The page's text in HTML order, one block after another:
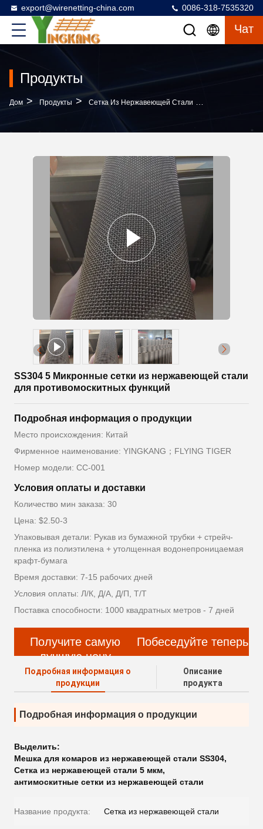
export@wirenetting-china.com 0086-318-7535320
Чат
Продукты
Дом > Продукты > Сетка Из Нержавеющей Стали >
SS304 5 Микронные сетки из нержавеющей стали
для противомоскитных функций
Подробная информация о продукции
Место происхождения: Китай
Фирменное наименование: YINGKANG；FLYING TIGER
Номер модели: СС-001
Условия оплаты и доставки
Количество мин заказа: 30
Цена: $2.50-3
Упаковывая детали: Рукав из бумажной трубки + стрейч-
пленка из полиэтилена + утолщенная водонепроницаемая
крафт-бумага
Время доставки: 7-15 рабочих дней
Условия оплаты: Л/К, Д/А, Д/П, Т/Т
Поставка способности: 1000 квадратных метров - 7 дней
Получите самую
лучшую цену
Побеседуйте теперь
Подробная информация о
продукции
Описание
продукта
Подробная информация о продукции
Выделить:
Мешка для комаров из нержавеющей стали SS304,
Сетка из нержавеющей стали 5 мкм,
антимоскитные сетки из нержавеющей стали
Название продукта: Сетка из нержавеющей стали